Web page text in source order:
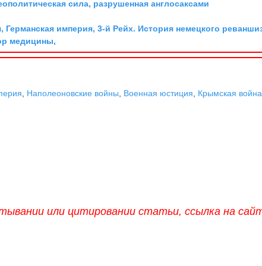
сила, разрушенная англосаксами
Германская империя, 3-й Рейх. История немецкого
медицины,
Наполеоновские войны Военная юстиция Крымская война
или цитировании статьи, ссылка на